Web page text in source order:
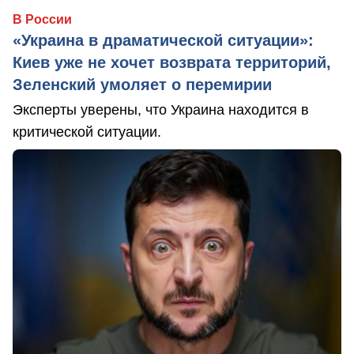
В России
«Украина в драматической ситуации»:
Киев уже не хочет возврата территорий,
Зеленский умоляет о перемирии
Эксперты уверены, что Украина находится в
критической ситуации.